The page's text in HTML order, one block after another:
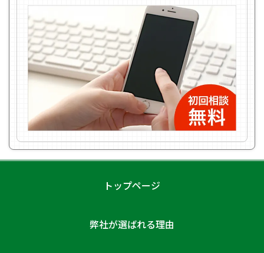
トップページ
弊社が選ばれる理由